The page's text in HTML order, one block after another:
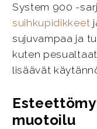
System 900 -
suihkupidikkeet
sujuvampaa ja
kuten
lisäävät
muotoilu